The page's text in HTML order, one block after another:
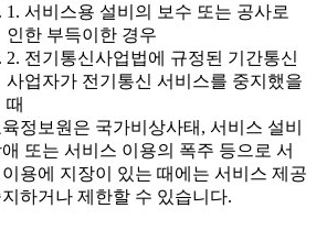
1. 서비스용 설비의 보수 또는 공사로
인한 부득이한 경우
2. 전기통신사업법에 규정된 기간통신
사업자가 전기통신 서비스를 중지했을
때
정보원은 국가비상사태, 서비스 설비
또는 서비스 이용의 폭주 등으로 서
용에 지장이 있는 때에는 서비스 제공
하거나 제한할 수 있습니다.